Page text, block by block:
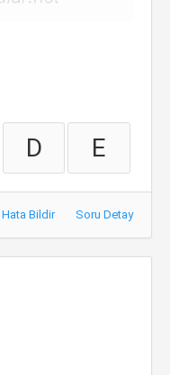
D E
Hata Bildir Soru Detay